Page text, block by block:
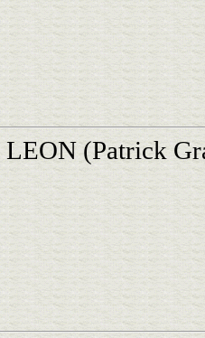
(Patrick